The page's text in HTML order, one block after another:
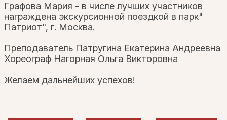
Графова Мария - в числе лучших участников
награждена экскурсионной поездкой в парк"
Патриот", г. Москва.
Преподаватель Патругина Екатерина Андреевна
Хореограф Нагорная Ольга Викторовна
Желаем дальнейших успехов!